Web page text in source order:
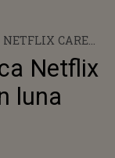
CARE
Netflix
luna